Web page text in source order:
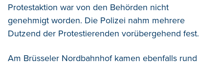
Protestaktion war von den Behörden nicht
genehmigt worden. Die Polizei nahm mehrere
Dutzend der Protestierenden vorübergehend fest.
Am Brüsseler Nordbahnhof kamen ebenfalls rund